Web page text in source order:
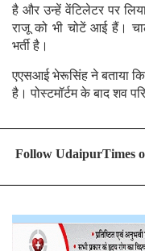
है और उन्हें वेंटिलेटर पर
राजू को भी चोटें आई हैं।
भर्ती है।
एएसआई भेरूसिंह ने बताया कि
है। पोस्टमॉर्टम के बाद शव
Follow UdaipurTimes